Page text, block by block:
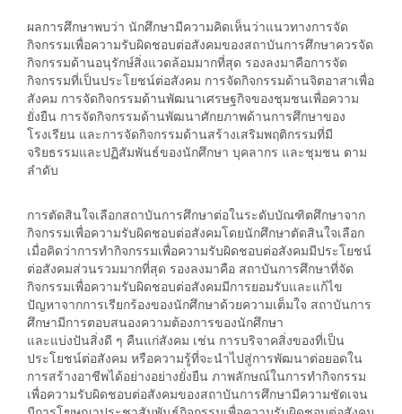
ผลการศึกษาพบว่า นักศึกษามีความคิดเห็นว่าแนวทางการจัด
กิจกรรมเพื่อความรับผิดชอบต่อสังคมของสถาบันการศึกษาควรจัด
กิจกรรมด้านอนุรักษ์สิ่งแวดล้อมมากที่สุด รองลงมาคือการจัด
กิจกรรมที่เป็นประโยชน์ต่อสังคม การจัดกิจกรรมด้านจิตอาสาเพื่อ
สังคม การจัดกิจกรรมด้านพัฒนาเศรษฐกิจของชุมชนเพื่อความ
ยั่งยืน การจัดกิจกรรมด้านพัฒนาศักยภาพด้านการศึกษาของ
โรงเรียน และการจัดกิจกรรมด้านสร้างเสริมพฤติกรรมที่มี
จริยธรรมและปฏิสัมพันธ์ของนักศึกษา บุคลากร และชุมชน ตาม
ลำดับ
การตัดสินใจเลือกสถาบันการศึกษาต่อในระดับบัณฑิตศึกษาจาก
กิจกรรมเพื่อความรับผิดชอบต่อสังคมโดยนักศึกษาตัดสินใจเลือก
เมื่อคิดว่าการทำกิจกรรมเพื่อความรับผิดชอบต่อสังคมมีประโยชน์
ต่อสังคมส่วนรวมมากที่สุด รองลงมาคือ สถาบันการศึกษาที่จัด
กิจกรรมเพื่อความรับผิดชอบต่อสังคมมีการยอมรับและแก้ไข
ปัญหาจากการเรียกร้องของนักศึกษาด้วยความเต็มใจ สถาบันการ
ศึกษามีการตอบสนองความต้องการของนักศึกษา
และแบ่งปันสิ่งดี ๆ คืนแก่สังคม เช่น การบริจาคสิ่งของที่เป็น
ประโยชน์ต่อสังคม หรือความรู้ที่จะนำไปสู่การพัฒนาต่อยอดใน
การสร้างอาชีพได้อย่างอย่างยั่งยืน ภาพลักษณ์ในการทำกิจกรรม
เพื่อความรับผิดชอบต่อสังคมของสถาบันการศึกษามีความชัดเจน